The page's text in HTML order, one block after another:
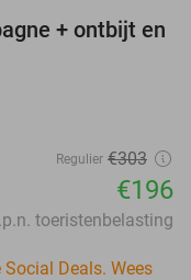
+ ontbijt en
Regulier €303
€196
toeristenbelasting
Deals. Wees